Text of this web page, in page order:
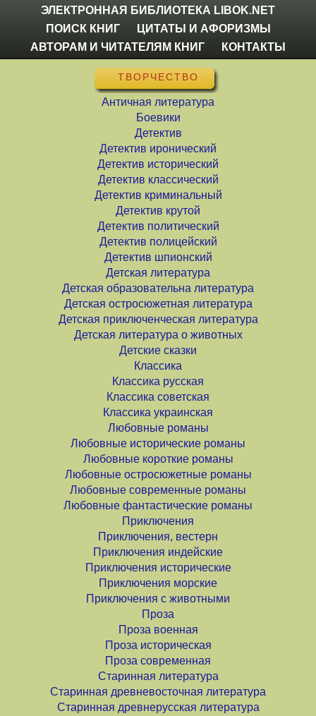
ЭЛЕКТРОННАЯ БИБЛИОТЕКА LIBOK.NET
ПОИСК КНИГ
ЦИТАТЫ И АФОРИЗМЫ
АВТОРАМ И ЧИТАТЕЛЯМ КНИГ
КОНТАКТЫ
ТВОРЧЕСТВО
Античная литература
Боевики
Детектив
Детектив иронический
Детектив исторический
Детектив классический
Детектив криминальный
Детектив крутой
Детектив политический
Детектив полицейский
Детектив шпионский
Детская литература
Детская образовательна литература
Детская остросюжетная литература
Детская приключенческая литература
Детская литература о животных
Детские сказки
Классика
Классика русская
Классика советская
Классика украинская
Любовные романы
Любовные исторические романы
Любовные короткие романы
Любовные остросюжетные романы
Любовные современные романы
Любовные фантастические романы
Приключения
Приключения, вестерн
Приключения индейские
Приключения исторические
Приключения морские
Приключения с животными
Проза
Проза военная
Проза историческая
Проза современная
Старинная литература
Старинная древневосточная литература
Старинная древнерусская литература